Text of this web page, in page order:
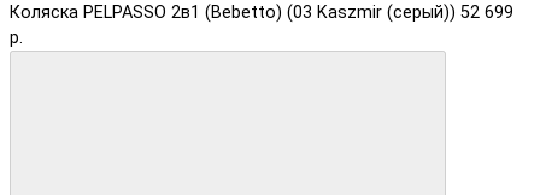
Коляска PELPASSO 2в1 (Bebetto) (03 Kaszmir (серый)) 52 699
р.